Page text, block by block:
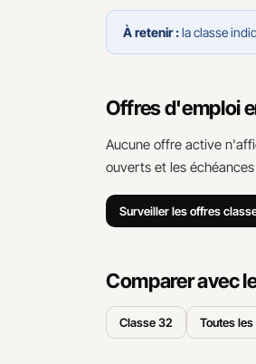
À retenir :la classe
Offres d'emploi
Aucune offre active
ouverts et les
Surveiller les offres
Comparer avec
Classe 32 Toutes